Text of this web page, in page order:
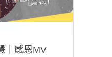
｜感恩MV